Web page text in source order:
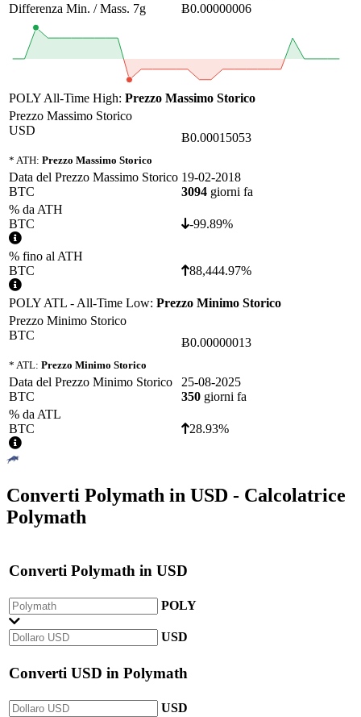
Differenza Min. / Mass. 7g
Ƀ0.00000006
POLY All-Time High: Prezzo Massimo Storico
Prezzo Massimo Storico
USD
* ATH: Prezzo Massimo Storico
Ƀ0.00015053
Data del Prezzo Massimo Storico
BTC
19-02-2018
3094 giorni fa
% da ATH
BTC
-99.89%
% fino al ATH
BTC
88,444.97%
POLY ATL - All-Time Low: Prezzo Minimo Storico
Prezzo Minimo Storico
BTC
* ATL: Prezzo Minimo Storico
Ƀ0.00000013
Data del Prezzo Minimo Storico
BTC
25-08-2025
350 giorni fa
% da ATL
BTC
28.93%
Converti Polymath in USD - Calcolatrice
Polymath
Converti Polymath in USD
POLY
USD
Converti USD in Polymath
USD